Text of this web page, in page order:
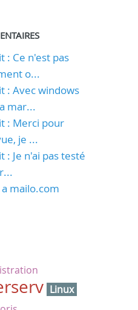
: Ce n'est pas
o...
: Avec windows
mar...
: Merci pour
je ...
: Je n'ai pas testé
mailo.com
Linux